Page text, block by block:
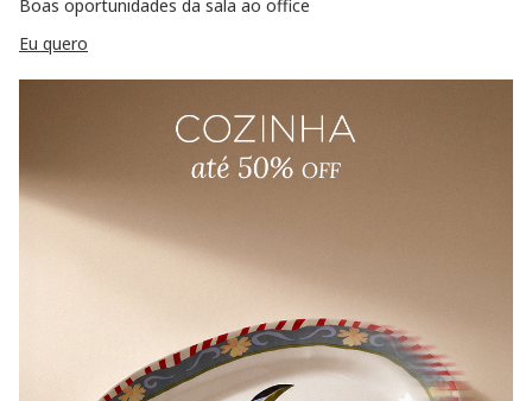
Boas oportunidades da sala ao office
Eu quero